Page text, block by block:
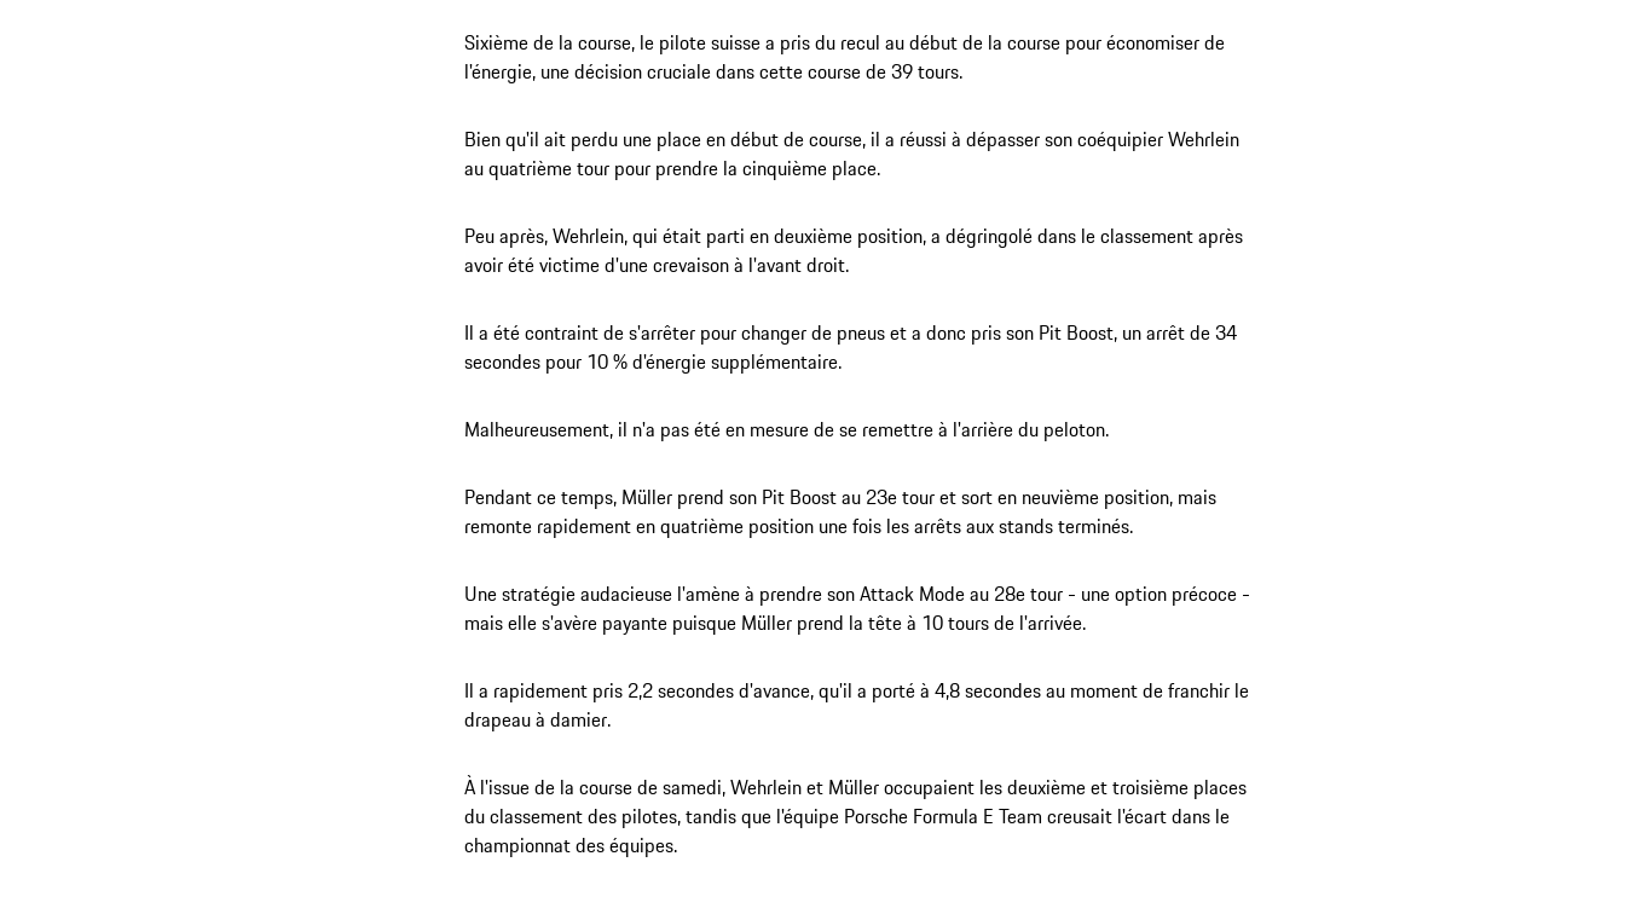
Sixième de la course, le pilote suisse a pris du recul au début de la course pour économiser de
l'énergie, une décision cruciale dans cette course de 39 tours.
Bien qu'il ait perdu une place en début de course, il a réussi à dépasser son coéquipier Wehrlein
au quatrième tour pour prendre la cinquième place.
Peu après, Wehrlein, qui était parti en deuxième position, a dégringolé dans le classement après
avoir été victime d'une crevaison à l'avant droit.
Il a été contraint de s'arrêter pour changer de pneus et a donc pris son Pit Boost, un arrêt de 34
secondes pour 10 % d'énergie supplémentaire.
Malheureusement, il n'a pas été en mesure de se remettre à l'arrière du peloton.
Pendant ce temps, Müller prend son Pit Boost au 23e tour et sort en neuvième position, mais
remonte rapidement en quatrième position une fois les arrêts aux stands terminés.
Une stratégie audacieuse l'amène à prendre son Attack Mode au 28e tour - une option précoce -
mais elle s'avère payante puisque Müller prend la tête à 10 tours de l'arrivée.
Il a rapidement pris 2,2 secondes d'avance, qu'il a porté à 4,8 secondes au moment de franchir le
drapeau à damier.
À l'issue de la course de samedi, Wehrlein et Müller occupaient les deuxième et troisième places
du classement des pilotes, tandis que l'équipe Porsche Formula E Team creusait l'écart dans le
championnat des équipes.